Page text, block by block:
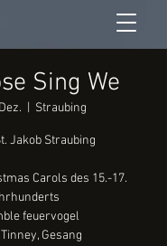
Sing We
Straubing
Jakob Straubing
Carols des 15.-17.
feuervogel
Gesang